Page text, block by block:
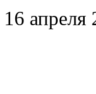
16 апреля